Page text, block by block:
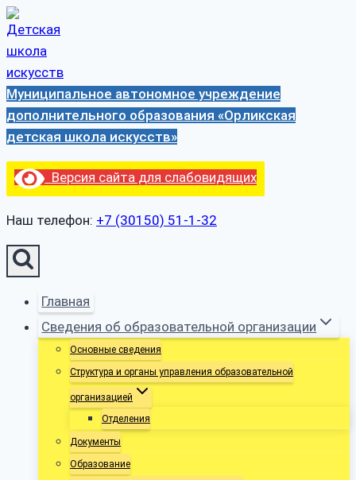
Перейти
к
содержимому
Муниципальное автономное учреждение
дополнительного образования «Орликская
детская школа искусств»
Версия сайта для слабовидящих
Наш телефон: +7 (30150) 51-1-32
Главная
Сведения об образовательной организации
Основные сведения
Структура и органы управления образовательной
организацией
Отделения
Документы
Образование